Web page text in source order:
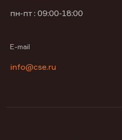
пн-пт : 09:00-18:00
E-mail
info@cse.ru